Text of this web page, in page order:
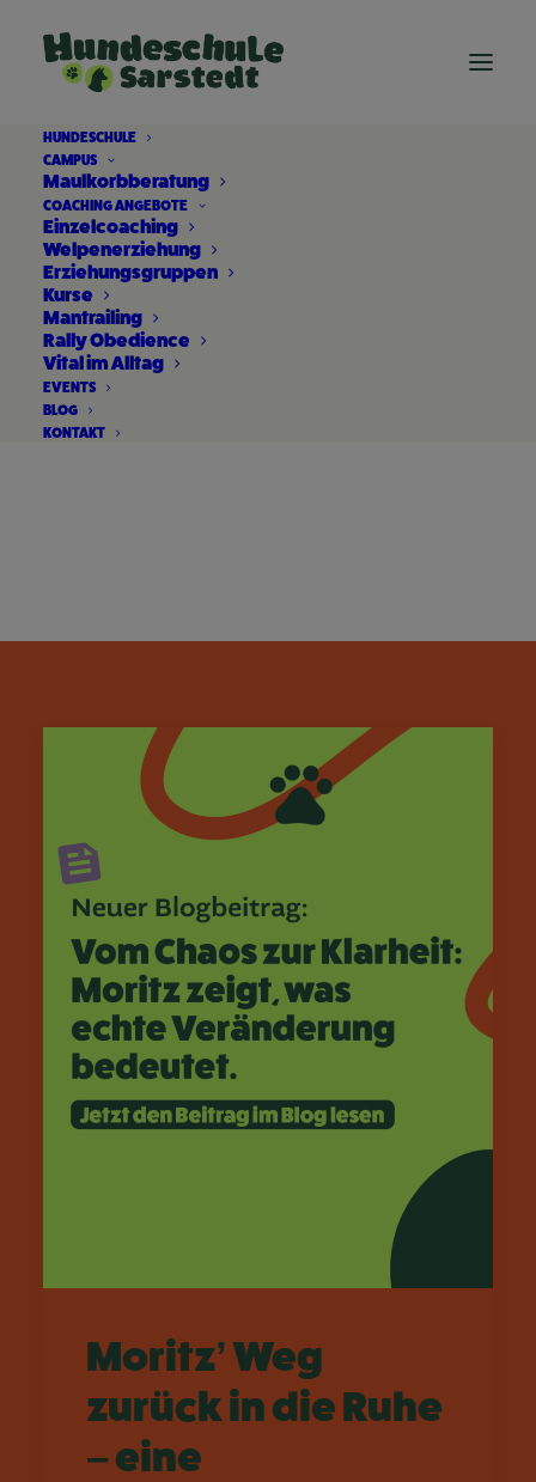
HUNDESCHULE
CAMPUS
Maulkorbberatung
COACHING ANGEBOTE
Einzelcoaching
Welpenerziehung
Erziehungsgruppen
Kurse
Mantrailing
Rally Obedience
Vital im Alltag
EVENTS
BLOG
KONTAKT
Schlafprobleme Hund
Moritz’ Weg
zurück in die Ruhe
– eine